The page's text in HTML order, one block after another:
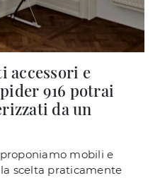
accessori e
916 potrai
da un
mobili e
scelta praticamente